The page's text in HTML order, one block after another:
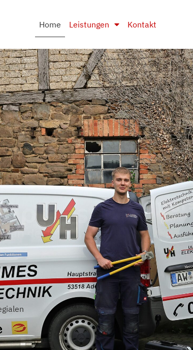
Home Leistungen Kontakt